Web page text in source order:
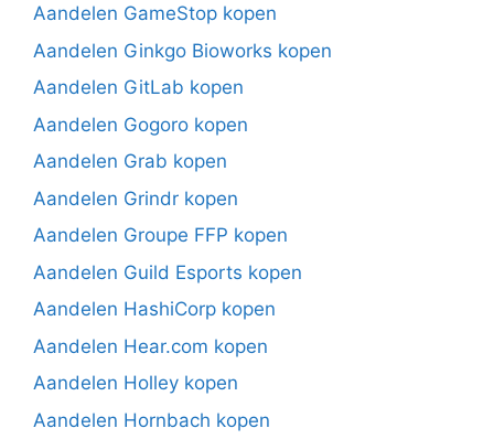
Aandelen GameStop kopen
Aandelen Ginkgo Bioworks kopen
Aandelen GitLab kopen
Aandelen Gogoro kopen
Aandelen Grab kopen
Aandelen Grindr kopen
Aandelen Groupe FFP kopen
Aandelen Guild Esports kopen
Aandelen HashiCorp kopen
Aandelen Hear.com kopen
Aandelen Holley kopen
Aandelen Hornbach kopen